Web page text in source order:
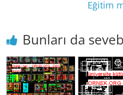
Eğitim
Bunları da